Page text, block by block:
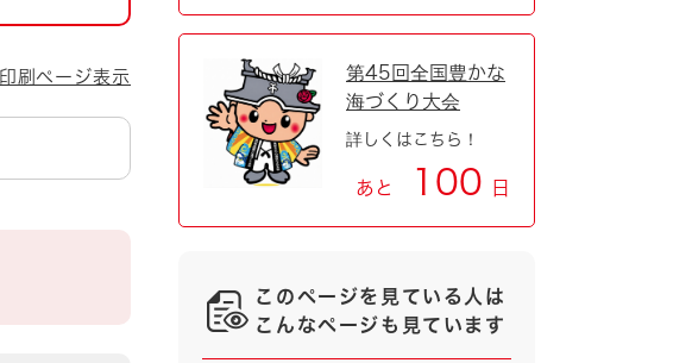
印刷ページ表示
第45回全国豊かな
海づくり大会
詳しくはこちら！
あと 100 日
このページを見ている人は
こんなページも見ています